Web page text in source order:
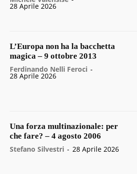
28 Aprile 2026
L’Europa non ha la bacchetta
magica – 9 ottobre 2013
Ferdinando Nelli Feroci -
28 Aprile 2026
Una forza multinazionale: per
che fare? – 4 agosto 2006
Stefano Silvestri - 28 Aprile 2026